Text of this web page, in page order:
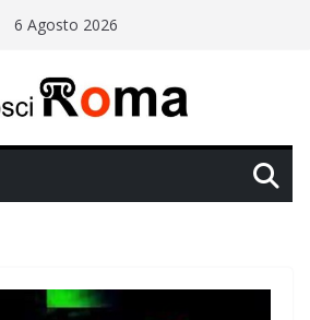
6 Agosto 2026